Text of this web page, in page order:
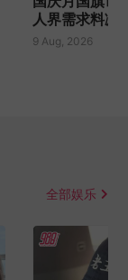
人界需求料减
9 Aug, 2026
全部娱乐